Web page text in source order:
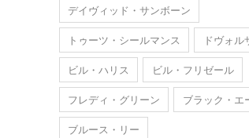
デイヴィッド・サンボーン
トゥーツ・シールマンス
ドヴォル
ビル・ハリス
ビル・フリゼール
フレディ・グリーン
ブラック・エ
ブルース・リー